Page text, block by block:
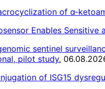
of α-
Enables
sentinel
pilot study.
of ISG15